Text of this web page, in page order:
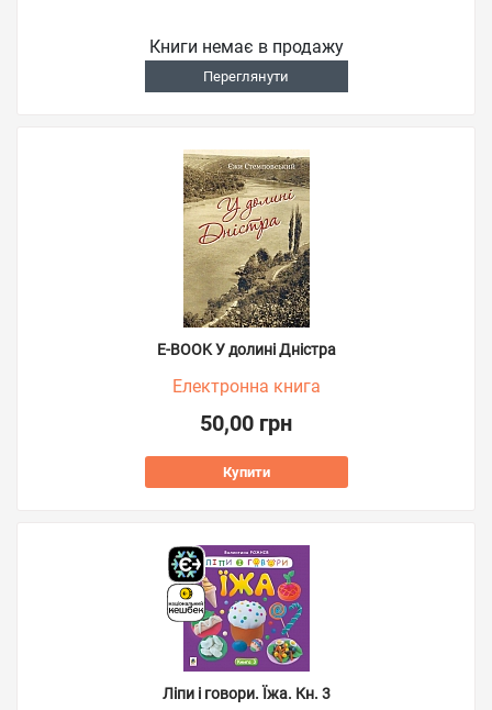
Книги немає в продажу
Переглянути
E-BOOK У долині Дністра
Електронна книга
50,00 грн
Купити
Ліпи і говори. Їжа. Кн. 3